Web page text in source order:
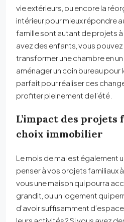
vie extérieurs, ou encore la
intérieur pour mieux répondre
famille sont autant de projets
avez des enfants, vous
transformer une chambre en
aménager un coin bureau
parfait pour réaliser ces
profiter pleinement de l’été.
L’impact des
choix immobilier
Le mois de mai est également
penser à vos projets familiaux
vous une maison qui pourra
grandit, ou un logement qui
d’avoir suffisamment